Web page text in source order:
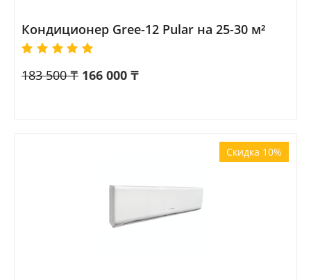
Кондиционер Gree-12 Pular на 25-30 м²
183 500 ₸ 166 000 ₸
Скидка 10%